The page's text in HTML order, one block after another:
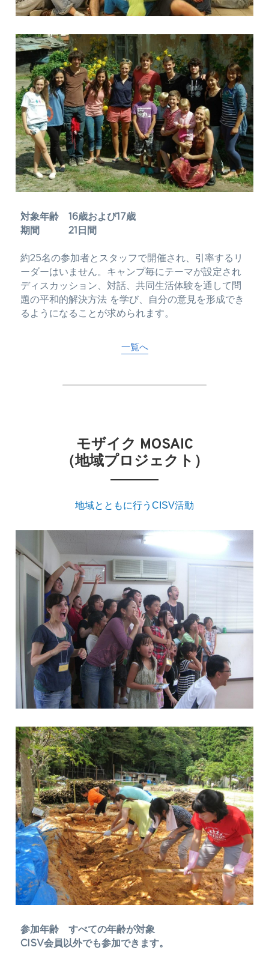
対象年齢　16歳および17歳​
期間　　　21日間
約25名の参加者とスタッフで開催され、引率するリ
ーダーはいません。キャンプ毎にテーマが設定され
ディスカッション、対話、共同生活体験を通して問
題の平和的解決方法 を学び、自分の意見を形成でき
るようになることが求められます。
一覧へ
モザイク MOSAIC
（地域プロジェクト）​
地域とともに行うCISV活動
参加年齢　すべての年齢が対象
CISV会員以外でも参加できます。